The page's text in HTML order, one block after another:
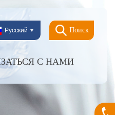
Поиск
Русский
С НАМИ